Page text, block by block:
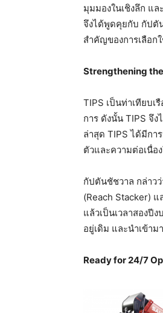
มุมมองในเชิงลึก แ
จึงได้พูดคุยกับ กัปตั
สำคัญของการเลือก
Strengthening
TIPS เป็นท่าเทียบ
การ ดังนั้น TIPS จึ
ล่าสุด TIPS ได้มีกา
ตัวและความต่อเนื่อ
กัปตันชัชวาล กล่าว
(Reach Stacker)
แล้วเป็นเวลาสองปี
อยู่เดิม และนำเข้า
Ready for 24/7